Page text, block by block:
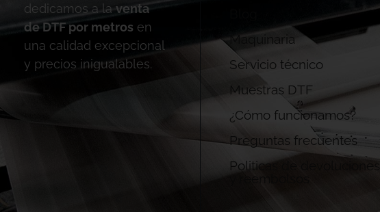
dedicamos a la venta
de DTF por metros en
una calidad excepcional
y precios inigualables.
Maquinaria
Servicio técnico
Muestras DTF
¿Cómo funcionamos?
Preguntas frecuentes
Politicas de devoluciones